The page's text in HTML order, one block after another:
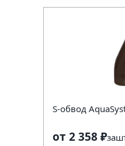
S-обвод
от 2 358 ₽за